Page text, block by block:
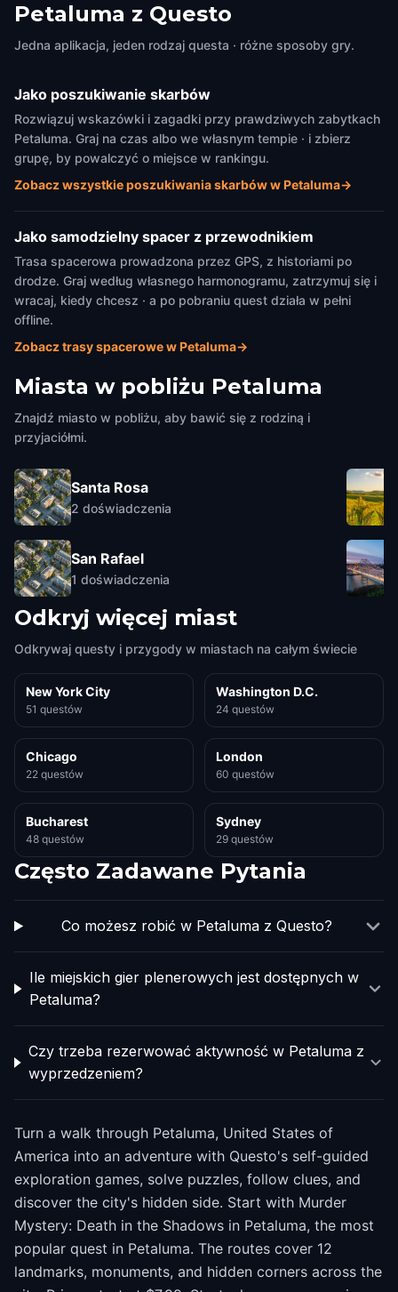
Petaluma z Questo
Jedna aplikacja, jeden rodzaj questa · różne sposoby gry.
Jako poszukiwanie skarbów
Rozwiązuj wskazówki i zagadki przy prawdziwych zabytkach
Petaluma. Graj na czas albo we własnym tempie · i zbierz
grupę, by powalczyć o miejsce w rankingu.
Zobacz wszystkie poszukiwania skarbów w Petaluma→
Jako samodzielny spacer z przewodnikiem
Trasa spacerowa prowadzona przez GPS, z historiami po
drodze. Graj według własnego harmonogramu, zatrzymuj się i
wracaj, kiedy chcesz · a po pobraniu quest działa w pełni
offline.
Zobacz trasy spacerowe w Petaluma→
Miasta w pobliżu Petaluma
Znajdź miasto w pobliżu, aby bawić się z rodziną i
przyjaciółmi.
Santa Rosa
2 doświadczenia
San Rafael
1 doświadczenia
Odkryj więcej miast
Odkrywaj questy i przygody w miastach na całym świecie
New York City
51 questów
Washington D.C.
24 questów
Chicago
22 questów
London
60 questów
Bucharest
48 questów
Sydney
29 questów
Często Zadawane Pytania
Co możesz robić w Petaluma z Questo?
Ile miejskich gier plenerowych jest dostępnych w
Petaluma?
Czy trzeba rezerwować aktywność w Petaluma z
wyprzedzeniem?
Turn a walk through Petaluma, United States of
America into an adventure with Questo's self-guided
exploration games, solve puzzles, follow clues, and
discover the city's hidden side. Start with Murder
Mystery: Death in the Shadows in Petaluma, the most
popular quest in Petaluma. The routes cover 12
landmarks, monuments, and hidden corners across the